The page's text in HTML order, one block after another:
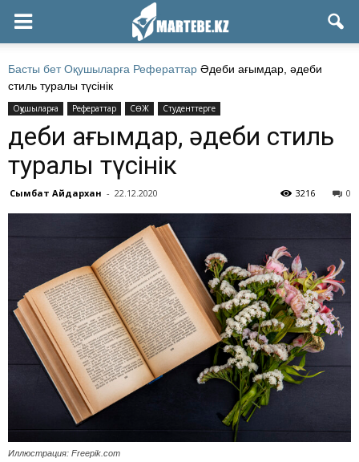
Басты бет Оқушыларға Рефераттар Әдеби ағымдар, әдеби
стиль туралы түсінік
Оқушыларға Рефераттар СӨЖ Студенттерге
Әдеби ағымдар, әдеби стиль
туралы түсінік
Сымбат Айдархан - 22.12.2020 0
3216
Иллюстрация: Freepik.com